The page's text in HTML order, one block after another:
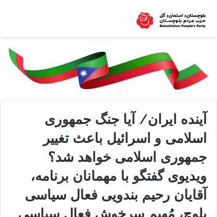
آینده ایران/ آیا جنگ جمهوری
اسلامی و اسرائیل باعث تغییر
جمهوری اسلامی خواهد شد؟
ویدیوی گفتگو با مهمانان برنامه،
آقایان رحیم بندویی فعال سیاسی